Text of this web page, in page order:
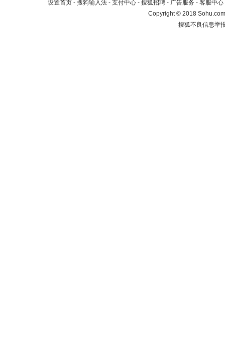
设置首页 - 搜狗输入法 - 支付中心 - 搜狐招聘 - 广告服务 - 客服中心
Copyright©2018
搜狐不良信息举